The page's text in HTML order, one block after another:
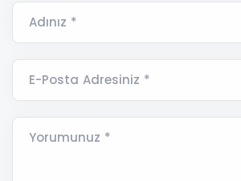
Adınız *
E-Posta Adresiniz *
Yorumunuz *